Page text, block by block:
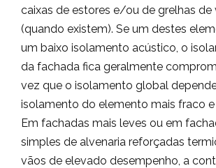
caixas de estores e/ou de grelhas de
(quando existem). Se um destes
um baixo isolamento acústico, o
da fachada fica geralmente
vez que o isolamento global
isolamento do elemento mais fraco e
Em fachadas mais leves ou em
simples de alvenaria reforçadas
vãos de elevado desempenho, a